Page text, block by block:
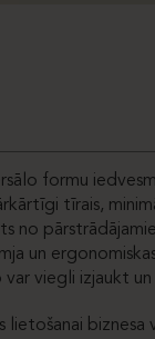
formu
tīrais,
no
un
var viegli izjaukt
lietošanai biznesa